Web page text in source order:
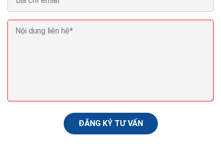
doanh nghiệp tương quan mạnh với bảng xếp...
ĐĂNG KÝ TƯ VẤN